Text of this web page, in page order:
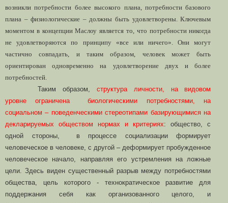
возникли потребности более высокого плана, потребности базового
плана – физиологические – должны быть удовлетворены. Ключевым
моментом в концепции Маслоу является то, что потребности никогда
не удовлетворяются по принципу «все или ничего». Они могут
частично совпадать, и таким образом, человек может быть
ориентирован одновременно на удовлетворение двух и более
потребностей.
Таким образом, структура личности, на видовом
уровне ограничена биологическими потребностями, на
социальном – поведенческими стереотипами базирующимися на
декларируемых обществом нормах и критериях: общество, с
одной стороны, в процессе социализации формирует
человеческое в человеке, с другой – деформирует пробужденное
человеческое начало, направляя его устремления на ложные
цели. Здесь виден существенный разрыв между потребностями
общества, цель которого - технократическое развитие для
поддержания себя как организованного целого, и